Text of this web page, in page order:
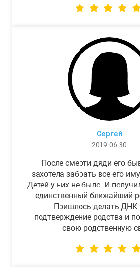
Сергей
2019-06-30
После смерти дяди его
захотела забрать все его
Детей у них не было. И
единственный ближайший
Пришлось делать ДНК
подтверждение родства и
свою родственную